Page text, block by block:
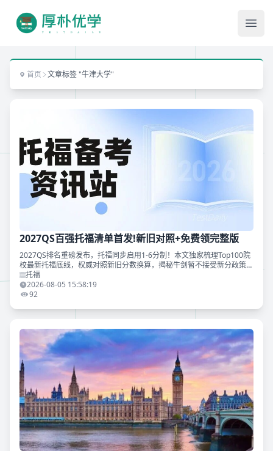
首页 文章标签 "牛津大学"
2027QS百强托福清单首发!新旧对照+免费领完整版
2027QS排名重磅发布，托福同步启用1-6分制！本文独家梳理Top100院
校最新托福底线，权威对照新旧分数换算，揭秘牛剑暂不接受新分政策！
4.5分保底、5.0分黄金档、5.5分冲顶尖，助您精准定位梦校门槛，抢先
锁定暑期备考节奏！
托福
2026-08-05 15:58:19
92